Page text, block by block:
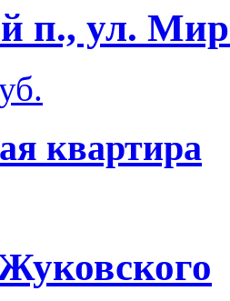
п., ул.
квартира